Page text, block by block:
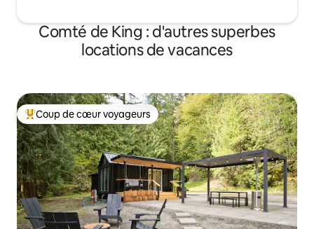
Comté de King : d'autres superbes
locations de vacances
Coups de cœur voyageurs les plus appréciés
Coup de cœur voyageurs